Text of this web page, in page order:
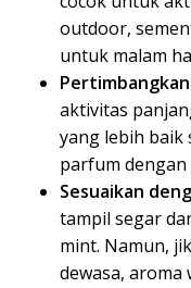
outdoor,
untuk malam
aktivitas
yang lebih baik
parfum
Sesuaikan
tampil segar
mint. Namun,
dewasa, aroma